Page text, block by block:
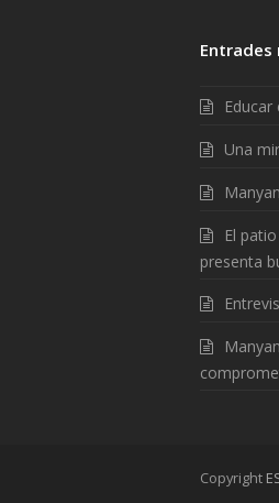
Entrades
Una
El
presenta
Copyright